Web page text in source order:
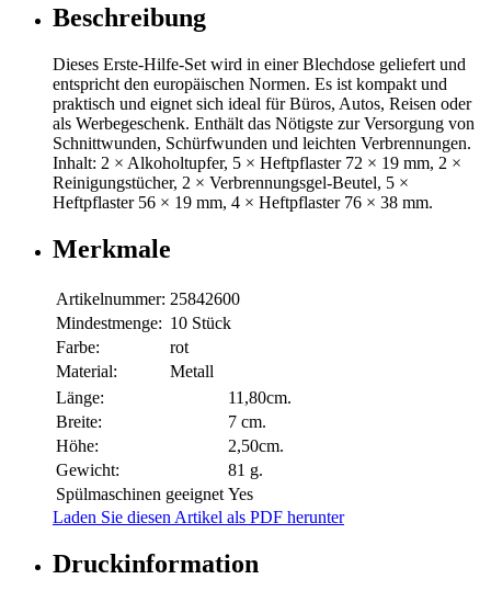
Beschreibung
Dieses Erste-Hilfe-Set wird in einer Blechdose geliefert und
entspricht den europäischen Normen. Es ist kompakt und
praktisch und eignet sich ideal für Büros, Autos, Reisen oder
als Werbegeschenk. Enthält das Nötigste zur Versorgung von
Schnittwunden, Schürfwunden und leichten Verbrennungen.
Inhalt: 2 × Alkoholtupfer, 5 × Heftpflaster 72 × 19 mm, 2 ×
Reinigungstücher, 2 × Verbrennungsgel-Beutel, 5 ×
Heftpflaster 56 × 19 mm, 4 × Heftpflaster 76 × 38 mm.
Merkmale
Artikelnummer: 25842600
Mindestmenge: 10 Stück
Farbe:
rot
Material:
Metall
Länge:
11,80cm.
Breite:
7 cm.
Höhe:
2,50cm.
Gewicht:
81 g.
Spülmaschinen geeignet Yes
Laden Sie diesen Artikel als PDF herunter
Druckinformation